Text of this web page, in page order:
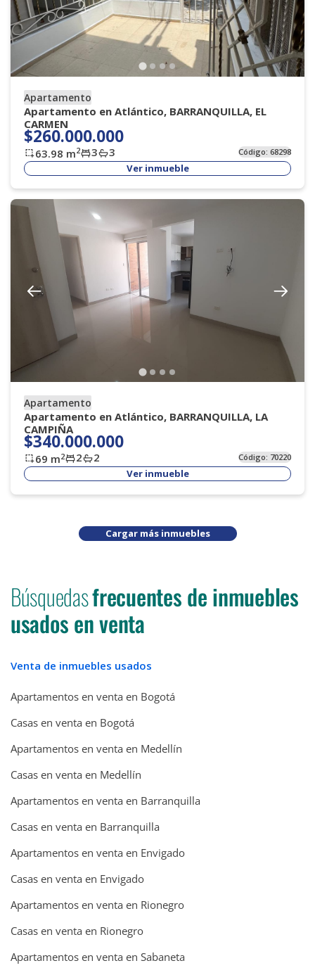
Apartamento
Apartamento en Atlántico, BARRANQUILLA, EL
CARMEN
$260.000.000
63.98 m2 3 3 Código:68298
Ver inmueble
Apartamento
Apartamento en Atlántico, BARRANQUILLA, LA
CAMPIÑA
$340.000.000
69 m2 2 2 Código: 70220
Ver inmueble
Cargar más inmuebles
Búsquedasfrecuentes de inmuebles
usados en venta
Venta de inmuebles usados
Apartamentos en venta en Bogotá
Casas en venta en Bogotá
Apartamentos en venta en Medellín
Casas en venta en Medellín
Apartamentos en venta en Barranquilla
Casas en venta en Barranquilla
Apartamentos en venta en Envigado
Casas en venta en Envigado
Apartamentos en venta en Rionegro
Casas en venta en Rionegro
Apartamentos en venta en Sabaneta